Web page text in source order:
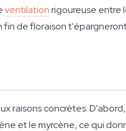
ventilationrigoureuse entre
de floraison
raisons concrètes.
et le myrcène, ce qui